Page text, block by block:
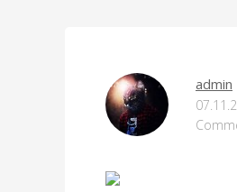
ОРУЖИЕ МИРА
admin